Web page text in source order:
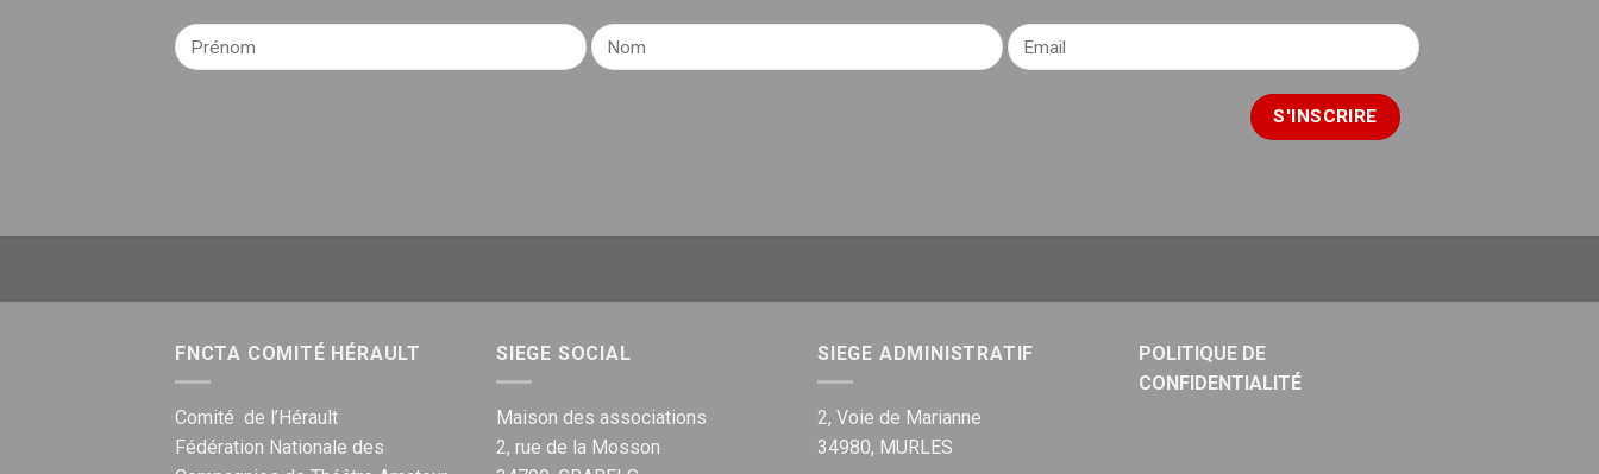
FNCTA COMITÉ HÉRAULT
Comité de l’Hérault
Fédération Nationale des
SIEGE SOCIAL
Maison des associations
2, rue de la Mosson
SIEGE ADMINISTRATIF
2, Voie de Marianne
34980, MURLES
POLITIQUE DE
CONFIDENTIALITÉ